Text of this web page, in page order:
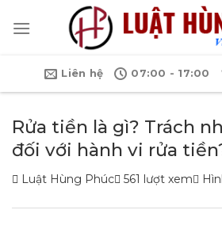
qua
Liên hệ 07:00 - 17:00
Rửa tiền là gì? Trách
đối với hành vi rửa
Luật Hùng Phúc 561 lượt xem